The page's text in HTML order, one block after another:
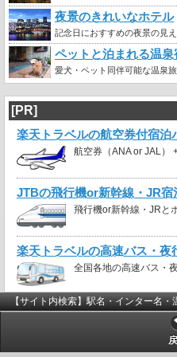
夜景のきれいなホテル
記念日におすすめの夜景の見
ペットと泊まれる温
愛犬・ペット同伴可能な温泉
[PR]
楽天トラベルの航空券付宿泊
航空券（ANA or JAL）
JTBの飛行機or新幹線・JR宿
飛行機or新幹線・JRと
楽天トラベルの高速バス・夜
全国各地の高速バス・
【サイト内検索】駅名・インター名・